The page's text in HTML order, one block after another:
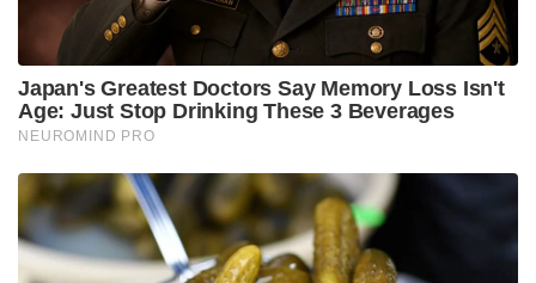
Japan's Greatest Doctors Say Memory Loss Isn't
Age: Just Stop Drinking These 3 Beverages
NEUROMIND PRO